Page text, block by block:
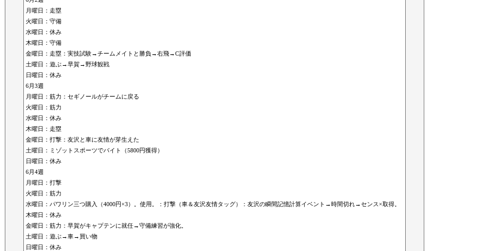
月曜日：走塁
火曜日：守備
水曜日：休み
木曜日：守備
金曜日：走塁：実技試験→チームメイトと勝負→右飛→C評価
土曜日：遊ぶ→早賀→野球観戦
日曜日：休み
6月3週
月曜日：筋力：セギノールがチームに戻る
火曜日：筋力
水曜日：休み
木曜日：走塁
金曜日：打撃：友沢と車に友情が芽生えた
土曜日：ミゾットスポーツでバイト（5800円獲得）
日曜日：休み
6月4週
月曜日：打撃
火曜日：筋力
水曜日：パワリン三つ購入（4000円×3）。使用。：打撃（車＆友沢友情タッグ）：友沢の瞬間記憶計算イベント→時間切れ→センス×取得。
木曜日：休み
金曜日：筋力：早賀がキャプテンに就任→守備練習が強化。
土曜日：遊ぶ→車→買い物
日曜日：休み